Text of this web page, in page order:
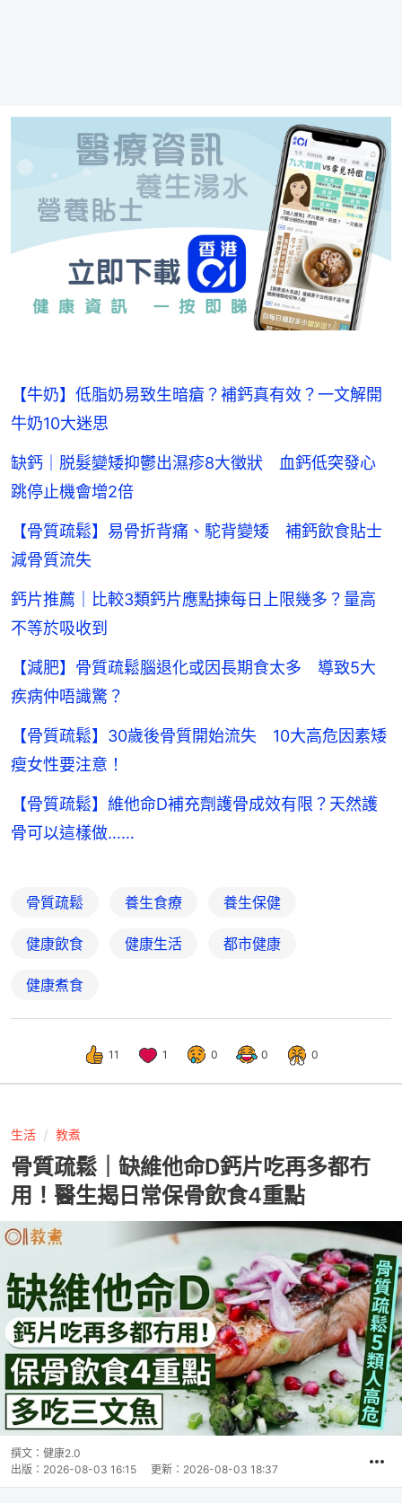
【牛奶】低脂奶易致生暗瘡？補鈣真有效？一文解開
牛奶10大迷思
缺鈣｜脱髮變矮抑鬱出濕疹8大徵狀 血鈣低突發心
跳停止機會增2倍
【骨質疏鬆】易骨折背痛、駝背變矮 補鈣飲食貼士
減骨質流失
鈣片推薦｜比較3類鈣片應點揀每日上限幾多？量高
不等於吸收到
【減肥】骨質疏鬆腦退化或因長期食太多 導致5大
疾病仲唔識驚？
【骨質疏鬆】30歲後骨質開始流失 10大高危因素矮
瘦女性要注意！
【骨質疏鬆】維他命D補充劑護骨成效有限？天然護
骨可以這樣做……
骨質疏鬆 養生食療 養生保健
健康飲食 健康生活 都市健康
健康煮食
11 1 0 0 0
生活 教煮
骨質疏鬆｜缺維他命D鈣片吃再多都冇
用！醫生揭日常保骨飲食4重點
撰文： 健康2.0
出版： 2026-08-03 16:15 更新： 2026-08-03 18:37